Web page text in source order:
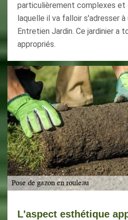
particulièrement complexes et
laquelle il va falloir s'adresser
Entretien Jardin. Ce jardinier a
appropriés.
L'aspect esthétique